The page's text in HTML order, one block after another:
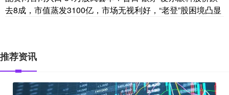
去8成，市值蒸发3100亿，市场无视利好，“老登”股困境凸显
推荐资讯